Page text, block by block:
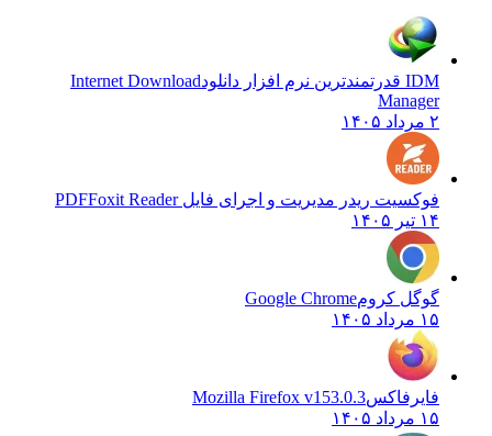
Internet Download
Manager
فوکسیت ریدر مدیریت و اجرای فایل PDF Foxit Reader
گوگل کروم Google Chrome
فایرفاکسMozilla Firefox v153.0.3